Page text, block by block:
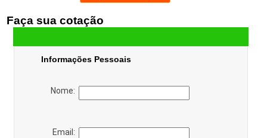
Faça sua cotação
Informações Pessoais
Nome:
Email: